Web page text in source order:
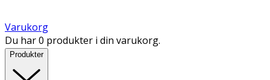
Varukorg
Du har 0 produkter i din varukorg.
Produkter